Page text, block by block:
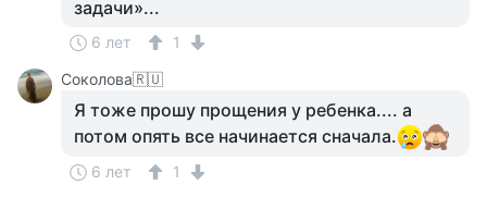
задачи»...
6 лет
1
Соколова🇷🇺
Я тоже прошу прощения у ребенка.... а
потом опять все начинается сначала.
6 лет 1